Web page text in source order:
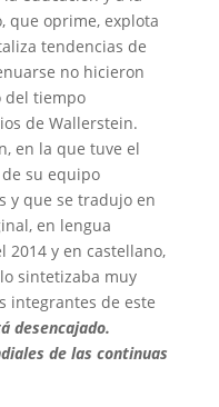
que oprime, explota
tendencias de
no hicieron
del tiempo
de Wallerstein.
en la que tuve el
su equipo
y que se tradujo en
en lengua
2014 y en castellano,
sintetizaba muy
integrantes de este
desencajado.
de las continuas